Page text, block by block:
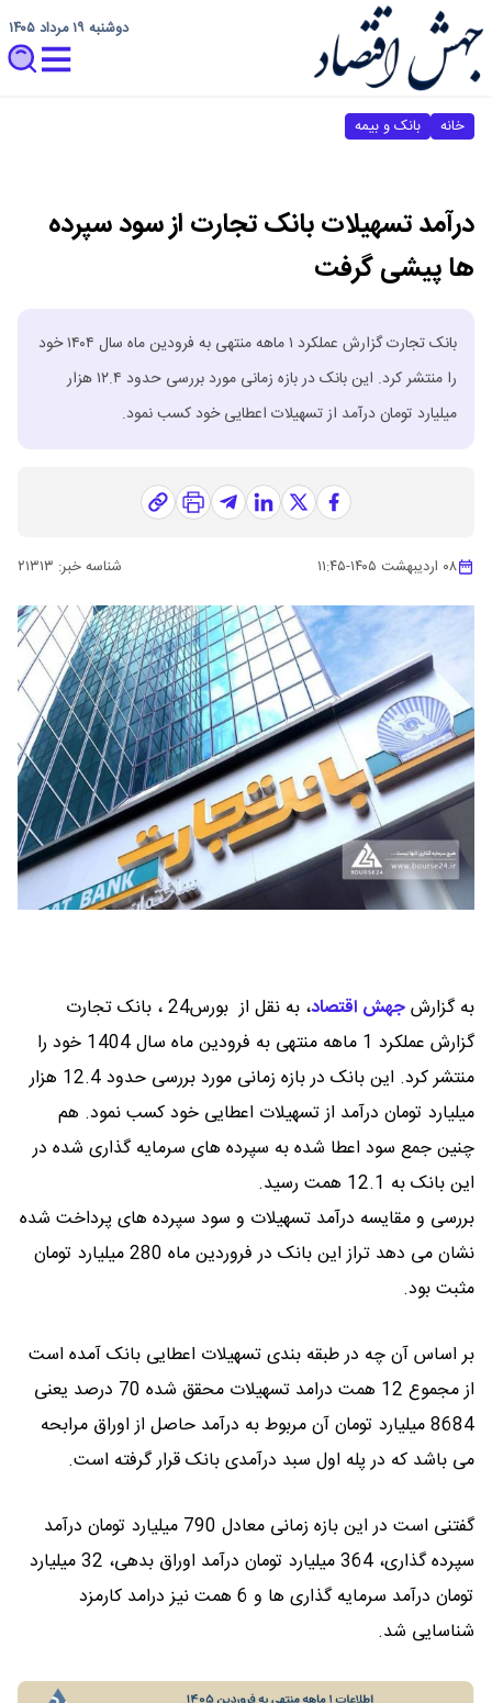
دوشنبه ۱۹ مرداد ۱۴۰۵
خانه بانک و بیمه
درآمد تسهیلات بانک تجارت از سود سپرده
ها پیشی گرفت
بانک تجارت گزارش عملکرد ۱ ماهه منتهی به فرودین ماه سال ۱۴۰۴ خود
را منتشر کرد. این بانک در بازه زمانی مورد بررسی حدود ۱۲.۴ هزار
میلیارد تومان درآمد از تسهیلات اعطایی خود کسب نمود.
۰۸ اردیبهشت ۱۴۰۵ -۱۱:۴۵ شناسه خبر: ۲۱۳۱۳
به گزارشجهش اقتصاد،
به نقل از بورس24 ، بانک تجارت
گزارش عملکرد 1 ماهه منتهی به فرودین ماه سال 1404 خود را
منتشر کرد. این بانک در بازه زمانی مورد بررسی حدود 12.4 هزار
میلیارد تومان درآمد از تسهیلات اعطایی خود کسب نمود. هم
چنین جمع سود اعطا شده به سپرده های سرمایه گذاری شده در
این بانک به 12.1 همت رسید.
بررسی و مقایسه درآمد تسهیلات و سود سپرده های پرداخت شده
نشان می دهد تراز این بانک در فروردین ماه 280 میلیارد تومان
مثبت بود.
بر اساس آن چه در طبقه بندی تسهیلات اعطایی بانک آمده است
از مجموع 12 همت درامد تسهیلات محقق شده 70 درصد یعنی
8684 میلیارد تومان آن مربوط به درآمد حاصل از اوراق مرابحه
می باشد که در پله اول سبد درآمدی بانک قرار گرفته است.
گفتنی است در این بازه زمانی معادل 790 میلیارد تومان درآمد
سپرده گذاری، 364 میلیارد تومان درآمد اوراق بدهی، 32 میلیارد
تومان درآمد سرمایه گذاری ها و 6 همت نیز درامد کارمزد
شناسایی شد.